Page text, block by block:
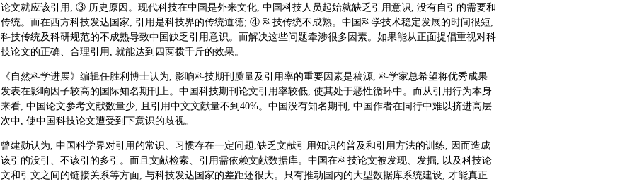
论文就应该引用; ③ 历史原因。现代科技在中国是外来文化, 中国科技人员起始就缺乏引用意识, 没有自引的需要和
传统。而在西方科技发达国家, 引用是科技界的传统道德; ④ 科技传统不成熟。中国科学技术稳定发展的时间很短,
科技传统及科研规范的不成熟导致中国缺乏引用意识。而解决这些问题牵涉很多因素。如果能从正面提倡重视对科
技论文的正确、合理引用, 就能达到四两拨千斤的效果。
《自然科学进展》编辑任胜利博士认为, 影响科技期刊质量及引用率的重要因素是稿源, 科学家总希望将优秀成果
发表在影响因子较高的国际知名期刊上。中国科技期刊论文引用率较低, 使其处于恶性循环中。而从引用行为本身
来看, 中国论文参考文献数量少, 且引用中文文献量不到40%。中国没有知名期刊, 中国作者在同行中难以挤进高层
次中, 使中国科技论文遭受到下意识的歧视。
曾建勋认为, 中国科学界对引用的常识、习惯存在一定问题,缺乏文献引用知识的普及和引用方法的训练, 因而造成
该引的没引、不该引的多引。而且文献检索、引用需依赖文献数据库。中国在科技论文被发现、发掘, 以及科技论
文和引文之间的链接关系等方面, 与科技发达国家的差距还很大。只有推动国内的大型数据库系统建设, 才能真正